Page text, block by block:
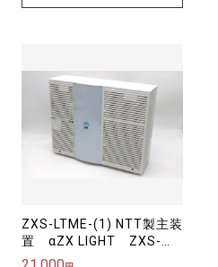
ZXS-LTME-(1) NTT製主装
置 αZX LIGHT ZXS-
LIGHT主装置-｢1｣【中古】